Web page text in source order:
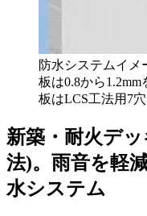
防水システムイメ
板は0.8から
板はLCS工法用7
新築・耐火デ
法)。雨音を軽
水システム